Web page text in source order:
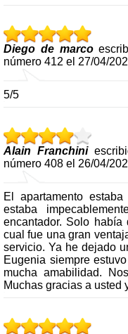
Diego de marco
número 412 el 27/04/
5/5
Alain Franchini
número 408 el 26/04/
El apartamento
estaba
encantador. Solo
cual fue una gran
servicio. Ya he dejado
Eugenia siempre
mucha amabilidad.
Muchas gracias a usted